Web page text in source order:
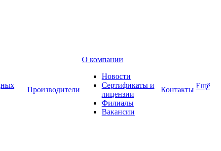
Производители
О компании
Новости
Сертификаты и
лицензии
Филиалы
Вакансии
Контакты Ещё